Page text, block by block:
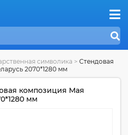
символика > Стендовая
2070*1280 мм
композиция Мая
мм